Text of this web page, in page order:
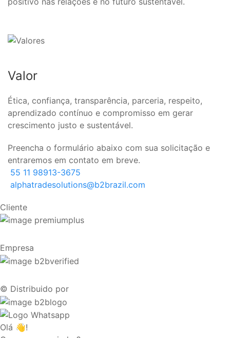
Valor
Ética, confiança, transparência, parceria, respeito,
aprendizado contínuo e compromisso em gerar
crescimento justo e sustentável.
Preencha o formulário abaixo com sua solicitação e
entraremos em contato em breve.
55 11 98913-3675
alphatradesolutions@b2brazil.com
Cliente
Empresa
© Distribuido por
Olá 👋!